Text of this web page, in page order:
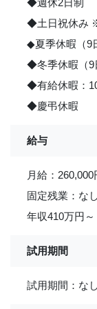
◆週休2日制
◆土日祝休み
◆夏季休暇（9
◆冬季休暇（9
◆有給休暇：
◆慶弔休暇
給与
月給：260,000
固定残業：なし
年収410万円～
試用期間
試用期間：なし